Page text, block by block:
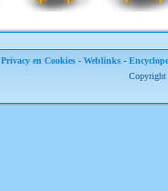
Privacy en Cookies- Weblinks-